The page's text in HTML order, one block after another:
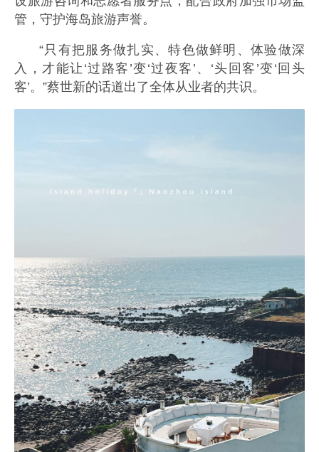
管，守护海岛旅游声誉。
“只有把服务做扎实、特色做鲜明、体验做深
入，才能让‘过路客’变‘过夜客’、‘头回客’变‘回头
客’。”蔡世新的话道出了全体从业者的共识。